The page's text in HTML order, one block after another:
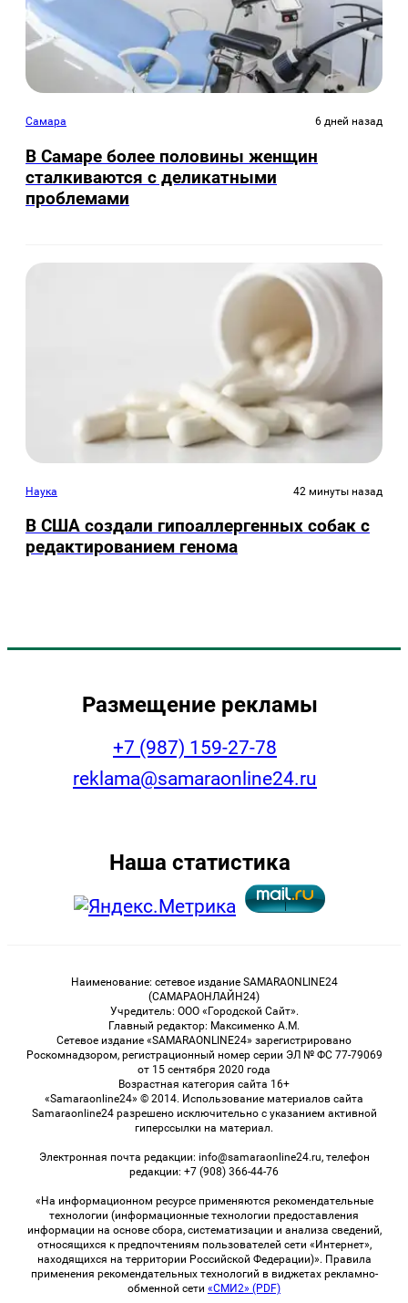
Самара 6 дней назад
В Самаре более половины женщин
сталкиваются с деликатными
проблемами
Наука 42 минуты назад
В США создали гипоаллергенных собак с
редактированием генома
Размещение рекламы
+7 (987) 159-27-78
reklama@samaraonline24.ru
Наша статистика
Наименование: сетевое издание SAMARAONLINE24
(САМАРАОНЛАЙН24)
Учредитель: ООО «Городской Сайт».
Главный редактор: Максименко А.М.
Сетевое издание «SAMARAONLINE24» зарегистрировано
Роскомнадзором, регистрационный номер серии ЭЛ № ФС 77-79069
от 15 сентября 2020 года
Возрастная категория сайта 16+
«Samaraonline24» © 2014. Использование материалов сайта
Samaraonline24 разрешено исключительно с указанием активной
гиперссылки на материал.
Электронная почта редакции: info@samaraonline24.ru, телефон
редакции: +7 (908) 366-44-76
«На информационном ресурсе применяются рекомендательные
технологии (информационные технологии предоставления
информации на основе сбора, систематизации и анализа сведений,
относящихся к предпочтениям пользователей сети «Интернет»,
находящихся на территории Российской Федерации)». Правила
применения рекомендательных технологий в виджетах рекламно-
обменной сети «СМИ2» (PDF)